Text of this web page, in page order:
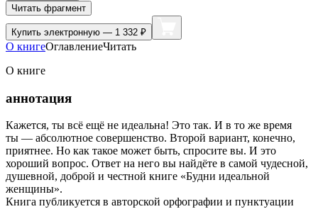
Читать фрагмент
Купить электронную — 1 332 ₽
О книгеОглавлениеЧитать
О книге
аннотация
Кажется, ты всё ещё не идеальна! Это так. И в то же время
ты — абсолютное совершенство. Второй вариант, конечно,
приятнее. Но как такое может быть, спросите вы. И это
хороший вопрос. Ответ на него вы найдёте в самой чудесной,
душевной, доброй и честной книге «Будни идеальной
женщины».
Книга публикуется в авторской орфографии и пунктуации